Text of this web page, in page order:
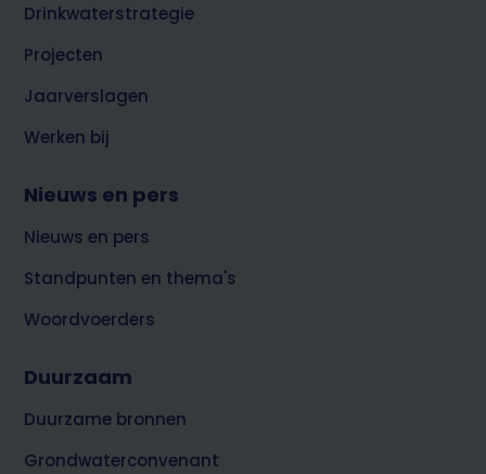
Drinkwaterstrategie
Projecten
Jaarverslagen
Werken bij
Nieuws en pers
Nieuws en pers
Standpunten en thema's
Woordvoerders
Duurzaam
Duurzame bronnen
Grondwaterconvenant